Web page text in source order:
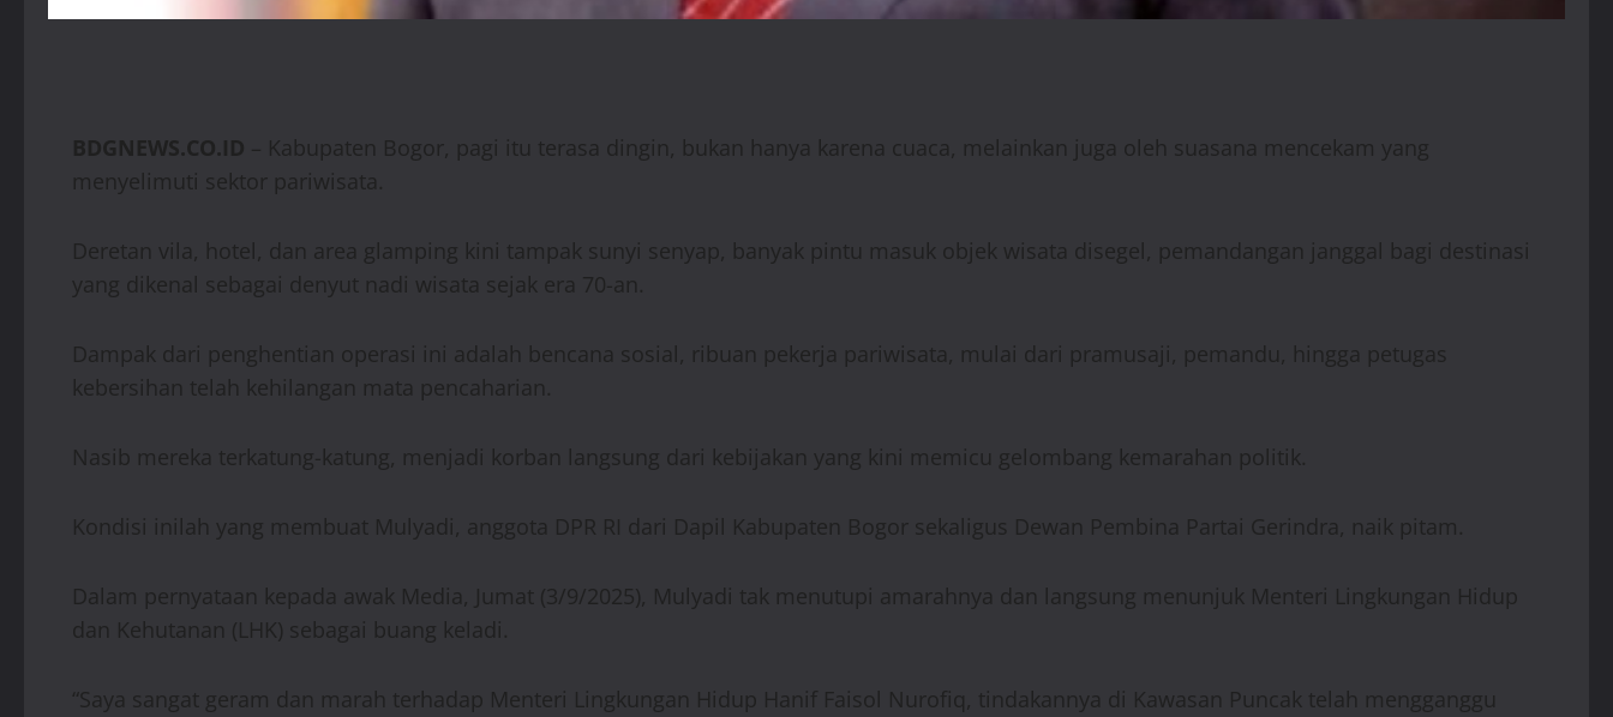
BDGNEWS.CO.ID – Kabupaten Bogor, pagi itu terasa dingin, bukan hanya karena cuaca, melainkan juga oleh suasana mencekam yang
menyelimuti sektor pariwisata.
Deretan vila, hotel, dan area glamping kini tampak sunyi senyap, banyak pintu masuk objek wisata disegel, pemandangan janggal bagi destinasi
yang dikenal sebagai denyut nadi wisata sejak era 70-an.
Dampak dari penghentian operasi ini adalah bencana sosial, ribuan pekerja pariwisata, mulai dari pramusaji, pemandu, hingga petugas
kebersihan telah kehilangan mata pencaharian.
Nasib mereka terkatung-katung, menjadi korban langsung dari kebijakan yang kini memicu gelombang kemarahan politik.
Kondisi inilah yang membuat Mulyadi, anggota DPR RI dari Dapil Kabupaten Bogor sekaligus Dewan Pembina Partai Gerindra, naik pitam.
Dalam pernyataan kepada awak Media, Jumat (3/9/2025), Mulyadi tak menutupi amarahnya dan langsung menunjuk Menteri Lingkungan Hidup
dan Kehutanan (LHK) sebagai buang keladi.
“Saya sangat geram dan marah terhadap Menteri Lingkungan Hidup Hanif Faisol Nurofiq, tindakannya di Kawasan Puncak telah mengganggu